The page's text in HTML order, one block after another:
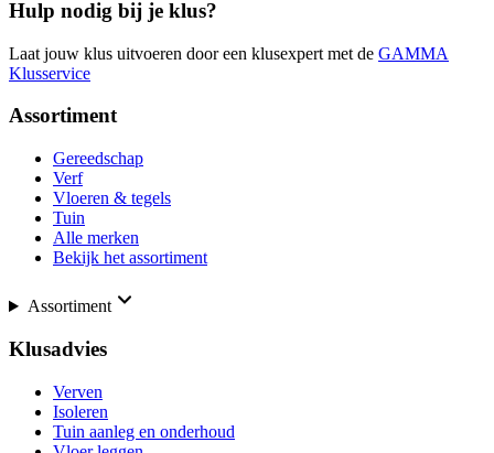
Hulp nodig bij je klus?
Laat jouw klus uitvoeren door een klusexpert met de GAMMA
Klusservice
Assortiment
Gereedschap
Verf
Vloeren & tegels
Tuin
Alle merken
Bekijk het assortiment
Assortiment
Klusadvies
Verven
Isoleren
Tuin aanleg en onderhoud